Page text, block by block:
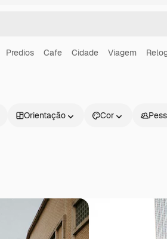
Predios Cafe Cidade Viagem
Orientação Cor